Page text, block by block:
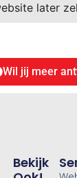
later
Wil jij meer
Bekijk